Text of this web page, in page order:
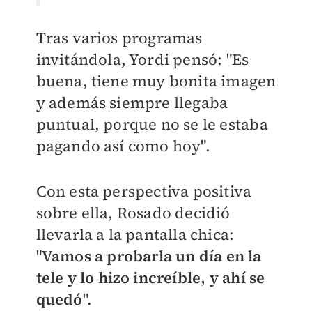
Tras varios programas
invitándola, Yordi pensó: "Es
buena, tiene muy bonita imagen
y además siempre llegaba
puntual, porque no se le estaba
pagando así como hoy".
Con esta perspectiva positiva
sobre ella, Rosado decidió
llevarla a la pantalla chica:
"Vamos a probarla un día en la
tele y lo hizo increíble, y ahí se
quedó".